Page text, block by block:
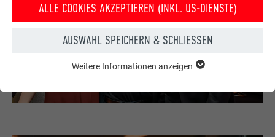
ALLE COOKIES AKZEPTIEREN (INKL. US-DIENSTE)
AUSWAHL SPEICHERN & SCHLIESSEN
Funktionen der Website benötigt. Dadurch ist gewährleistet,
Weitere Informationen anzeigen